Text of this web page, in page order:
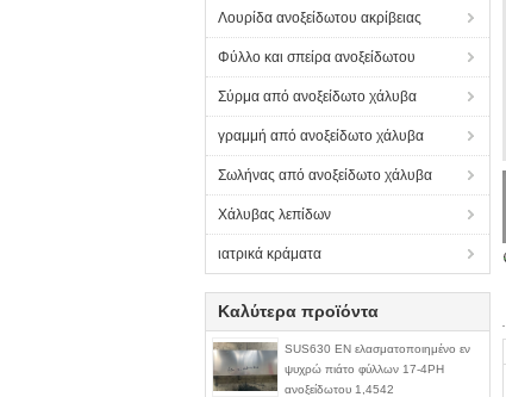
Λουρίδα ανοξείδωτου ακρίβειας
Φύλλο και σπείρα ανοξείδωτου
Σύρμα από ανοξείδωτο χάλυβα
γραμμή από ανοξείδωτο χάλυβα
Σωλήνας από ανοξείδωτο χάλυβα
Χάλυβας λεπίδων
ιατρικά κράματα
Καλύτερα προϊόντα
SUS630 EN ελασματοποιημένο εν
ψυχρώ πιάτο φύλλων 17-4PH
ανοξείδωτου 1,4542